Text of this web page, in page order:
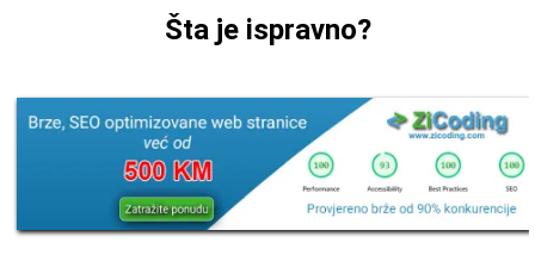
Šta je ispravno?